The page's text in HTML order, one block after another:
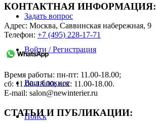
Задать вопрос
Войти / Регистрация
Ваш блокнот
Поиск
КОНТАКТНАЯ ИНФОРМАЦИЯ:
Адрес: Москва, Саввинская набережная, 9
Телефон: +7 (495) 228-17-71
Время работы: пн-пт: 11.00-18.00;
сб: 11.00-18.00; вск: 11.00-18.00.
E-mail: salon@newinterier.ru
СТАТЬИ И ПУБЛИКАЦИИ: